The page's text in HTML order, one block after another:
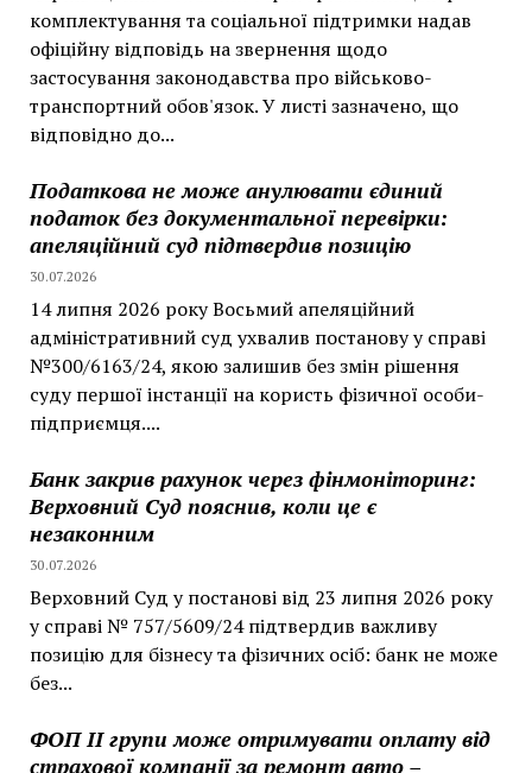
комплектування та соціальної підтримки надав
офіційну відповідь на звернення щодо
застосування законодавства про військово-
транспортний обов'язок. У листі зазначено, що
відповідно до...
Податкова не може анулювати єдиний
податок без документальної перевірки:
апеляційний суд підтвердив позицію
30.07.2026
14 липня 2026 року Восьмий апеляційний
адміністративний суд ухвалив постанову у справі
№300/6163/24, якою залишив без змін рішення
суду першої інстанції на користь фізичної особи-
підприємця....
Банк закрив рахунок через фінмоніторинг:
Верховний Суд пояснив, коли це є
незаконним
30.07.2026
Верховний Суд у постанові від 23 липня 2026 року
у справі № 757/5609/24 підтвердив важливу
позицію для бізнесу та фізичних осіб: банк не може
без...
ФОП II групи може отримувати оплату від
страхової компанії за ремонт авто –